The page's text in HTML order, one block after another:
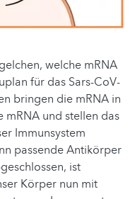
welche mRNA
für das Sars-CoV-
bringen die mRNA in
mRNA und stellen das
Immunsystem
passende Antikörper
ist
Körper nun mit